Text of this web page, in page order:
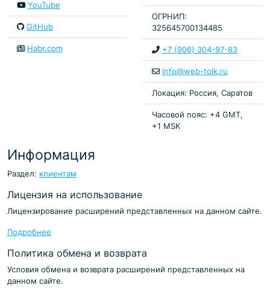
YouTube
GitHub
Habr.com
ОГРНИП:
325645700134485
+7 (906) 304-97-83
info@web-tolk.ru
Локация: Россия, Саратов
Часовой пояс: +4 GMT,
+1 MSK
Информация
Раздел: клиентам
Лицензия на использование
Лицензирование расширений представленных на данном сайте.
Подробнее
Политика обмена и возврата
Условия обмена и возврата расширений представленных на
данном сайте.